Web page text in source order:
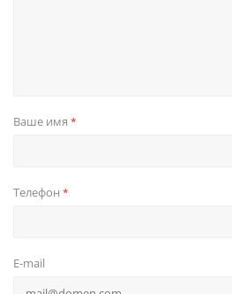
Ваше имя *
Телефон *
E-mail